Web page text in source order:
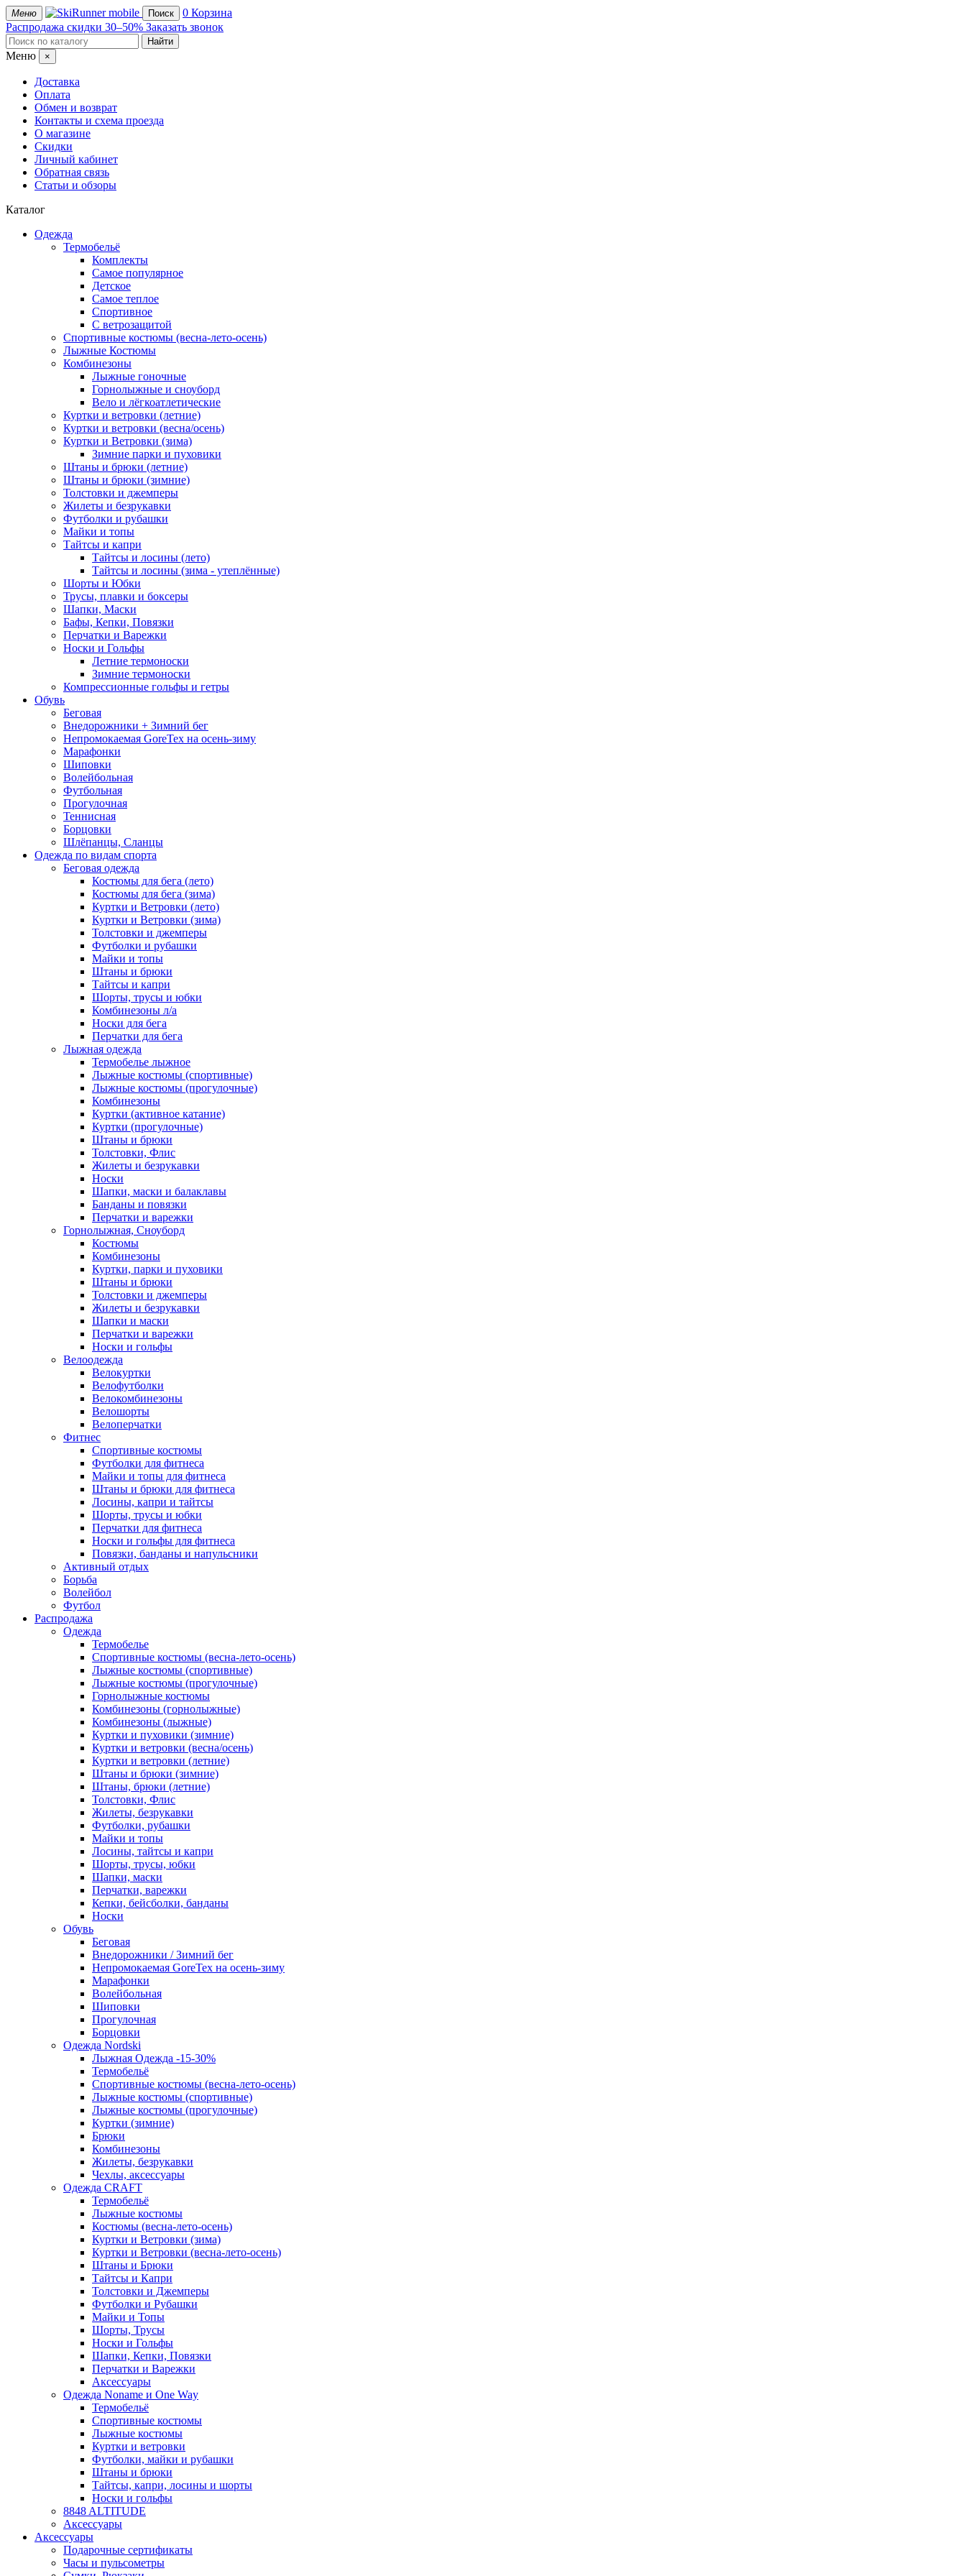
Меню mobile Поиск 0 Корзина
Распродажа скидки 30–50% Заказать звонок
Меню ×
Доставка
Оплата
Обмен и возврат
Контакты и схема проезда
О магазине
Скидки
Личный кабинет
Обратная связь
Статьи и обзоры
Каталог
Одежда
Термобельё
Комплекты
Самое популярное
Детское
Самое теплое
Спортивное
С ветрозащитой
Спортивные костюмы (весна-лето-осень)
Лыжные Костюмы
Комбинезоны
Лыжные гоночные
Горнолыжные и сноуборд
Вело и лёгкоатлетические
Куртки и ветровки (летние)
Куртки и ветровки (весна/осень)
Куртки и Ветровки (зима)
Зимние парки и пуховики
Штаны и брюки (летние)
Штаны и брюки (зимние)
Толстовки и джемперы
Жилеты и безрукавки
Футболки и рубашки
Майки и топы
Тайтсы и капри
Тайтсы и лосины (лето)
Тайтсы и лосины (зима - утеплённые)
Шорты и Юбки
Трусы, плавки и боксеры
Шапки, Маски
Бафы, Кепки, Повязки
Перчатки и Варежки
Носки и Гольфы
Летние термоноски
Зимние термоноски
Компрессионные гольфы и гетры
Обувь
Беговая
Внедорожники + Зимний бег
Непромокаемая GoreTex на осень-зиму
Марафонки
Шиповки
Волейбольная
Футбольная
Прогулочная
Теннисная
Борцовки
Шлёпанцы, Сланцы
Одежда по видам спорта
Беговая одежда
Костюмы для бега (лето)
Костюмы для бега (зима)
Куртки и Ветровки (лето)
Куртки и Ветровки (зима)
Толстовки и джемперы
Футболки и рубашки
Майки и топы
Штаны и брюки
Тайтсы и капри
Шорты, трусы и юбки
Комбинезоны л/а
Носки для бега
Перчатки для бега
Лыжная одежда
Термобелье лыжное
Лыжные костюмы (спортивные)
Лыжные костюмы (прогулочные)
Комбинезоны
Куртки (активное катание)
Куртки (прогулочные)
Штаны и брюки
Толстовки, Флис
Жилеты и безрукавки
Носки
Шапки, маски и балаклавы
Банданы и повязки
Перчатки и варежки
Горнолыжная, Сноуборд
Костюмы
Комбинезоны
Куртки, парки и пуховики
Штаны и брюки
Толстовки и джемперы
Жилеты и безрукавки
Шапки и маски
Перчатки и варежки
Носки и гольфы
Велоодежда
Велокуртки
Велофутболки
Велокомбинезоны
Велошорты
Велоперчатки
Фитнес
Спортивные костюмы
Футболки для фитнеса
Майки и топы для фитнеса
Штаны и брюки для фитнеса
Лосины, капри и тайтсы
Шорты, трусы и юбки
Перчатки для фитнеса
Носки и гольфы для фитнеса
Повязки, банданы и напульсники
Активный отдых
Борьба
Волейбол
Футбол
Распродажа
Одежда
Термобелье
Спортивные костюмы (весна-лето-осень)
Лыжные костюмы (спортивные)
Лыжные костюмы (прогулочные)
Горнолыжные костюмы
Комбинезоны (горнолыжные)
Комбинезоны (лыжные)
Куртки и пуховики (зимние)
Куртки и ветровки (весна/осень)
Куртки и ветровки (летние)
Штаны и брюки (зимние)
Штаны, брюки (летние)
Толстовки, Флис
Жилеты, безрукавки
Футболки, рубашки
Майки и топы
Лосины, тайтсы и капри
Шорты, трусы, юбки
Шапки, маски
Перчатки, варежки
Кепки, бейсболки, банданы
Носки
Обувь
Беговая
Внедорожники / Зимний бег
Непромокаемая GoreTex на осень-зиму
Марафонки
Волейбольная
Шиповки
Прогулочная
Борцовки
Одежда Nordski
Лыжная Одежда -15-30%
Термобельё
Спортивные костюмы (весна-лето-осень)
Лыжные костюмы (спортивные)
Лыжные костюмы (прогулочные)
Куртки (зимние)
Брюки
Комбинезоны
Жилеты, безрукавки
Чехлы, аксессуары
Одежда CRAFT
Термобельё
Лыжные костюмы
Костюмы (весна-лето-осень)
Куртки и Ветровки (зима)
Куртки и Ветровки (весна-лето-осень)
Штаны и Брюки
Тайтсы и Капри
Толстовки и Джемперы
Футболки и Рубашки
Майки и Топы
Шорты, Трусы
Носки и Гольфы
Шапки, Кепки, Повязки
Перчатки и Варежки
Аксессуары
Одежда Noname и One Way
Термобельё
Спортивные костюмы
Лыжные костюмы
Куртки и ветровки
Футболки, майки и рубашки
Штаны и брюки
Тайтсы, капри, лосины и шорты
Носки и гольфы
8848 ALTITUDE
Аксессуары
Аксессуары
Подарочные сертификаты
Часы и пульсометры